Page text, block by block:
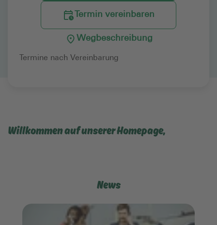
Termin vereinbaren
Wegbeschreibung
Termine nach Vereinbarung
Willkommen auf unserer Homepage,
News